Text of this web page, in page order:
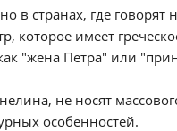
в странах, где говорят
которое имеет
"жена Петра" или
не носят
особенностей.